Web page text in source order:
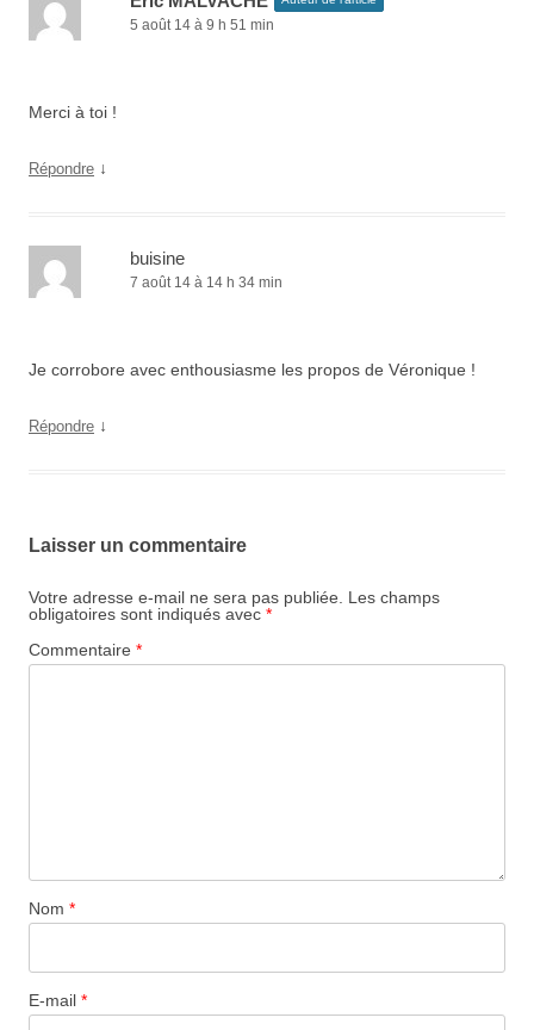
5 août 14 à 9 h 51 min
Merci à toi !
Répondre ↓
buisine
7 août 14 à 14 h 34 min
Je corrobore avec enthousiasme les propos de Véronique !
Répondre ↓
Laisser un commentaire
Votre adresse e-mail ne sera pas publiée.
Les champs
obligatoires sont indiqués avec *
Commentaire *
Nom *
E-mail *